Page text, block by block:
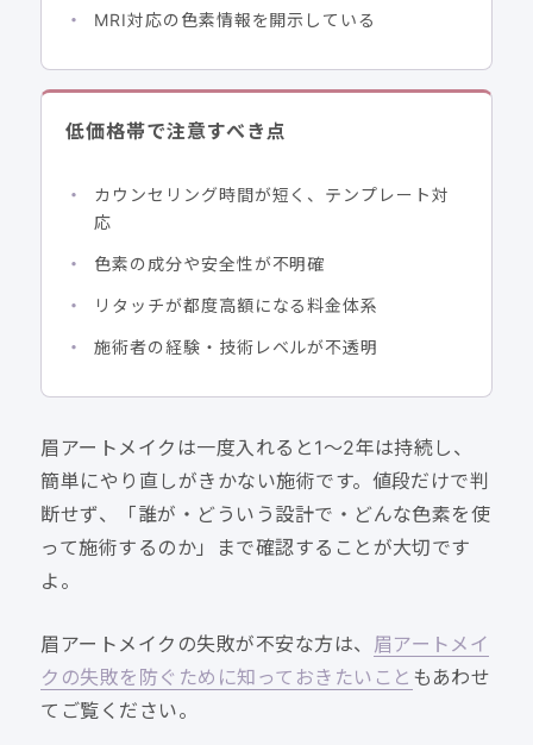
MRI対応の色素情報を開示している
低価格帯で注意すべき点
カウンセリング時間が短く、テンプレート対
応
色素の成分や安全性が不明確
リタッチが都度高額になる料金体系
施術者の経験・技術レベルが不透明
眉アートメイクは一度入れると1〜2年は持続し、
簡単にやり直しがきかない施術です。値段だけで判
断せず、「誰が・どういう設計で・どんな色素を使
って施術するのか」まで確認することが大切です
よ。
眉アートメイクの失敗が不安な方は、 眉アートメイ
クの失敗を防ぐために知っておきたいこと もあわせ
てご覧ください。